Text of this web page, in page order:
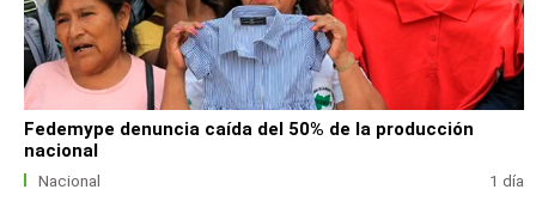
Fedemype denuncia caída del 50% de la producción
nacional
Nacional 1 día